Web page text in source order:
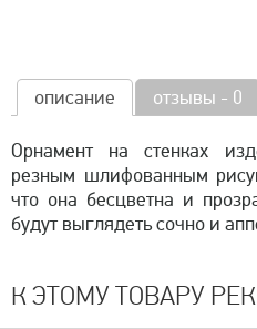
описание отзывы - 0
Орнамент на стенках
резным шлифованным
что она бесцветна и
будут выглядеть сочно и
К ЭТОМУ ТОВАРУ